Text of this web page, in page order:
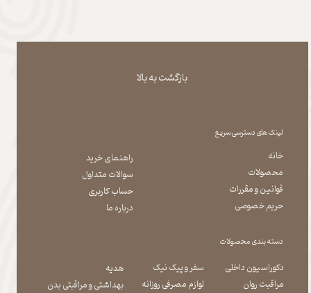
بازگشت به بالا
لینک های دسترسی سریع
دسته بندی محصولات
خانه
محصولات
قوانین و مقررات
حریم خصوصی
راهنمای خرید
سوالات متداول
حساب کاربری
درباره ما
دکوراسیون داخلی
مراقبت روان
سفر و پیک نیک
لوازم مصرفی روزانه
هدیه
بهداشتی و مراقبتی بدن